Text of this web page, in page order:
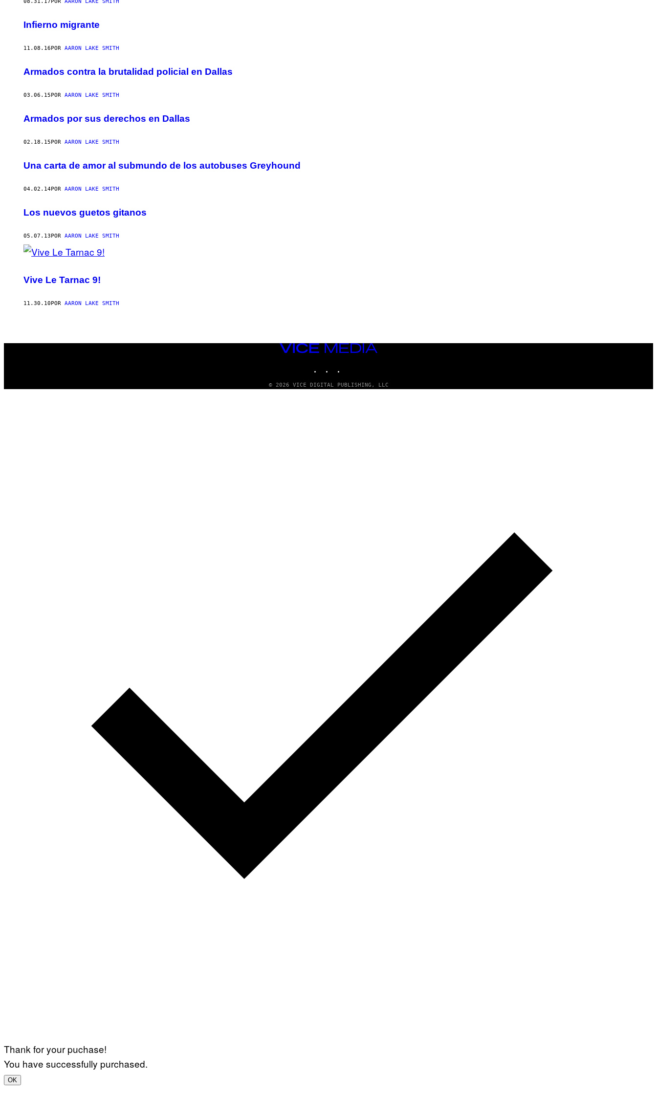
AUTHOR
08.31.17 POR AARON LAKE SMITH
Infierno migrante
11.08.16 POR AARON LAKE SMITH
Armados contra la brutalidad policial en Dallas
03.06.15 POR AARON LAKE SMITH
Armados por sus derechos en Dallas
02.18.15 POR AARON LAKE SMITH
Una carta de amor al submundo de los autobuses Greyhound
04.02.14POR AARON LAKE SMITH
Los nuevos guetos gitanos
05.07.13 POR AARON LAKE SMITH
Vive Le Tarnac 9!
11.30.10 POR AARON LAKE SMITH
VICE
© 2026 VICE DIGITAL PUBLISHING, LLC
Thank for your puchase!
You have successfully purchased.
OK